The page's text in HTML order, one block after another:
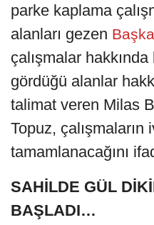
parke kaplama
alanları gezen
çalışmalar
gördüğü alanlar
talimat veren Milas
Topuz, çalışmaların
tamamlanacağını
SAHİLDE GÜL
BAŞLADI…